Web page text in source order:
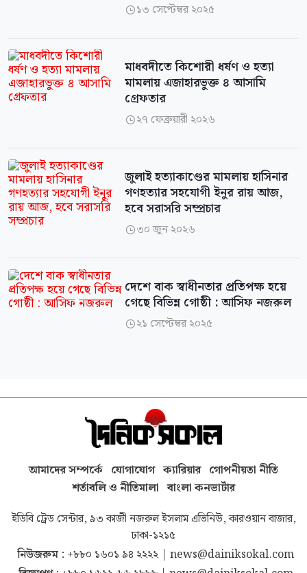
১৩ সেপ্টেম্বর ২০২৫
মাধবদীতে কিশোরী ধর্ষণ ও হত্যা
মামলায় এজাহারভুক্ত ৪ আসামি
গ্রেফতার
২৭ ফেব্রুয়ারী ২০২৬
জুলাই হত্যাকাণ্ডের মামলায় হাসিনার
গণহত্যার সহযোগী ইনুর রায় আজ,
হবে সরাসরি সম্প্রচার
৩০ জুন ২০২৬
দেশে বাক স্বাধীনতার প্রতিপক্ষ হয়ে
গেছে বিভিন্ন গোষ্ঠী : আসিফ নজরুল
২১ সেপ্টেম্বর ২০২৫
আমাদের সম্পর্কে যোগাযোগ ক্যারিয়ার গোপনীয়তা নীতি
শর্তাবলি ও নীতিমালা বাংলা কনভার্টার
ইডিবি ট্রেড সেন্টার, ৯৩ কাজী নজরুল ইসলাম এভিনিউ, কারওয়ান বাজার,
ঢাকা-১২১৫
নিউজরুম : +৮৮০ ১৬০১ ৯৪ ২২২২| news@dainiksokal.com